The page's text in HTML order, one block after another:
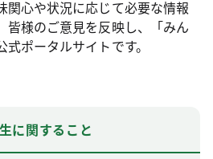
関心や状況に応じて必要な情報
皆様のご意見を反映し、「みん
ポータルサイトです。
に関すること